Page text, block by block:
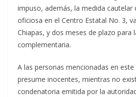
impuso, además, la medida cautelar
oficiosa en el Centro Estatal No. 3,
Chiapas, y dos meses de plazo para
complementaria.
A las personas mencionadas en
presume inocentes, mientras no
condenatoria emitida por la